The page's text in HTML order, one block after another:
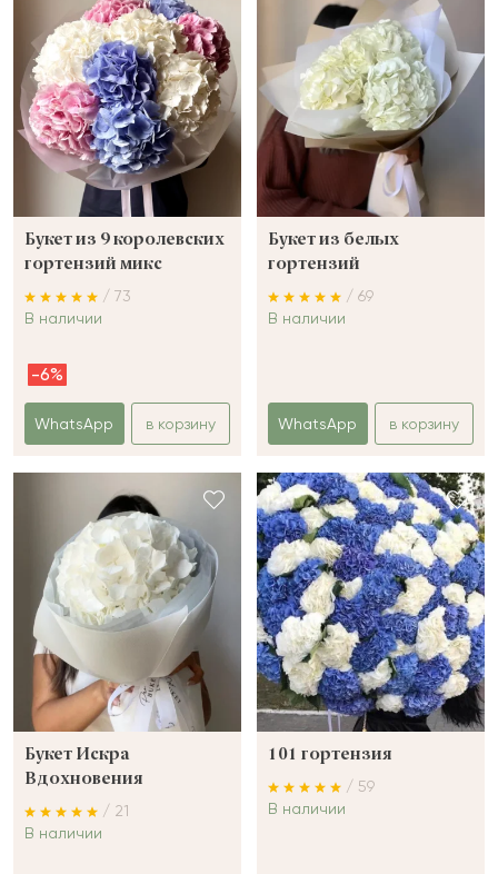
Букет из 9 королевских
гортензий микс
/ 73
В наличии
-6%
WhatsApp в корзину
Букет из белых
гортензий
/ 69
В наличии
WhatsApp в корзину
Букет Искра
Вдохновения
/ 21
В наличии
101 гортензия
/ 59
В наличии